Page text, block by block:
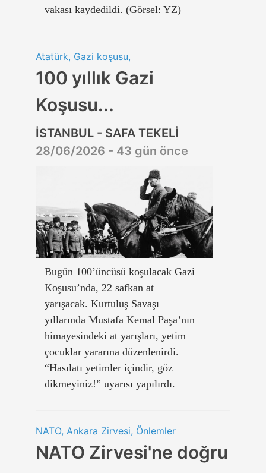
vakası kaydedildi. (Görsel: YZ)
Atatürk, Gazi koşusu,
100 yıllık Gazi
Koşusu...
İSTANBUL - SAFA TEKELİ
28/06/2026 - 43 gün önce
Bugün 100’üncüsü koşulacak Gazi
Koşusu’nda, 22 safkan at
yarışacak. Kurtuluş Savaşı
yıllarında Mustafa Kemal Paşa’nın
himayesindeki at yarışları, yetim
çocuklar yararına düzenlenirdi.
“Hasılatı yetimler içindir, göz
dikmeyiniz!” uyarısı yapılırdı.
NATO, Ankara Zirvesi, Önlemler
NATO Zirvesi'ne doğru